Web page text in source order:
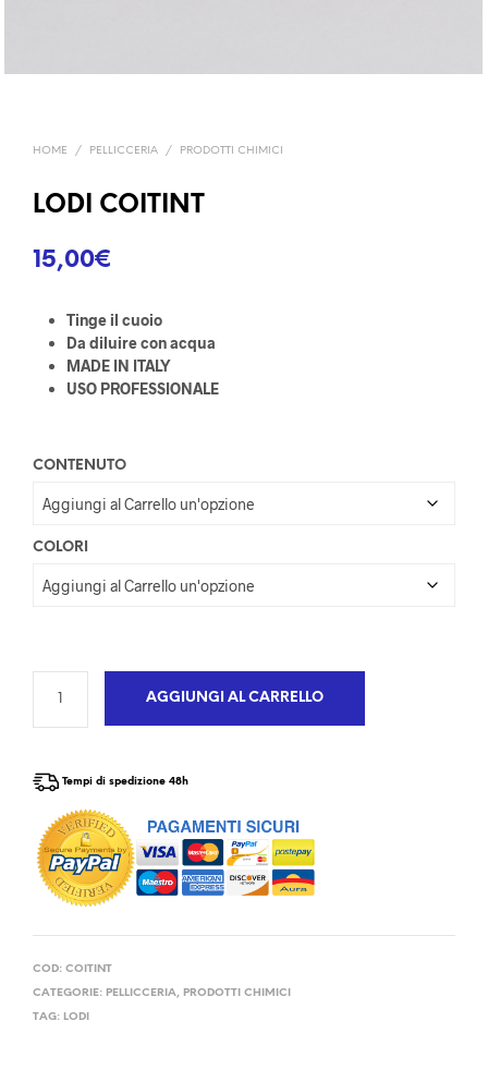
HOME / PELLICCERIA / PRODOTTI CHIMICI
LODI COITINT
15,00€
Tinge il cuoio
Da diluire con acqua
MADE IN ITALY
USO PROFESSIONALE
CONTENUTO
COLORI
AGGIUNGI AL CARRELLO
Tempi di spedizione 48h
COD: COITINT
CATEGORIE: PELLICCERIA, PRODOTTI CHIMICI
TAG: LODI